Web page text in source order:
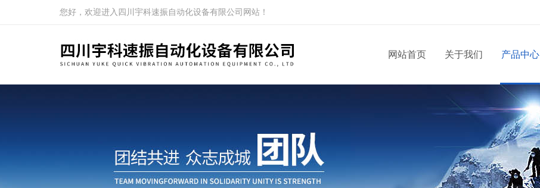
您好，欢迎进入四川宇科速振自动化设备有限公司网站！
网站首页 关于我们 产品中心